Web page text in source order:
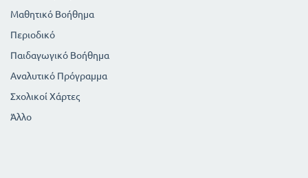
Μαθητικό Βοήθημα
Περιοδικό
Παιδαγωγικό Βοήθημα
Αναλυτικό Πρόγραμμα
Σχολικοί Χάρτες
Άλλο